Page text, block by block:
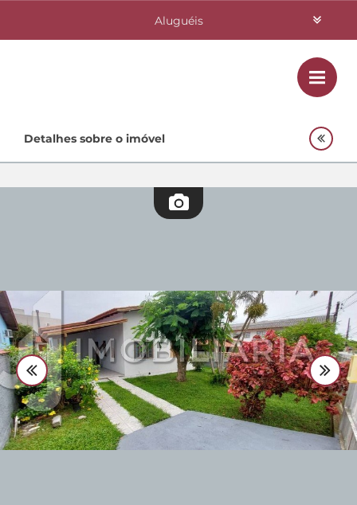
Aluguéis
Investimentos
Quem Somos
Fale Conosco 48 3364-0079
Plantão 48 99842-0500
Divulgue seu imóvel
Detalhes sobre o imóvel